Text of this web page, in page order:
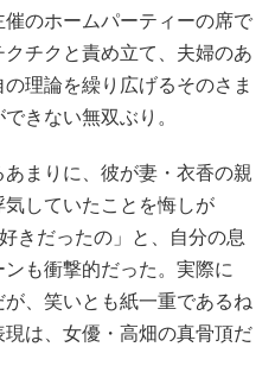
のホームパーティーの席で
チクと責め立て、夫婦のあ
理論を繰り広げるそのさま
きない無双ぶり。
まりに、彼が妻・衣香の親
していたことを悔しが
きだったの」と、自分の息
も衝撃的だった。実際に
、笑いとも紙一重であるね
は、女優・高畑の真骨頂だ